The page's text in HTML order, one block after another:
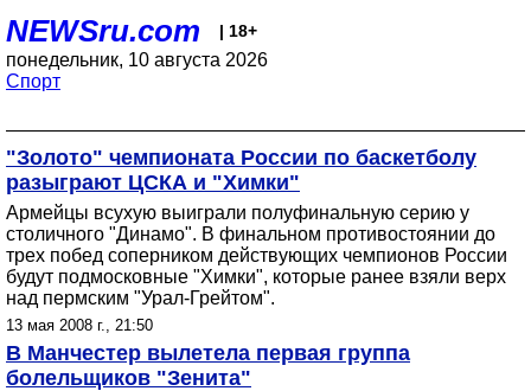
NEWSru.com | 18+
понедельник, 10 августа 2026
Спорт
"Золото" чемпионата России по баскетболу
разыграют ЦСКА и "Химки"
Армейцы всухую выиграли полуфинальную серию у
столичного "Динамо". В финальном противостоянии до
трех побед соперником действующих чемпионов России
будут подмосковные "Химки", которые ранее взяли верх
над пермским "Урал-Грейтом".
13 мая 2008 г., 21:50
В Манчестер вылетела первая группа
болельщиков "Зенита"